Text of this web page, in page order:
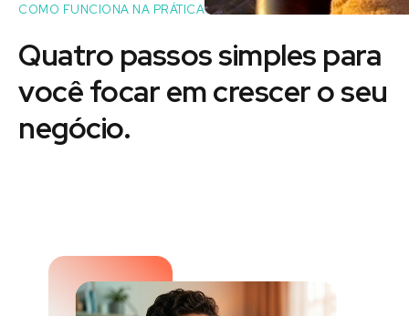
COMO FUNCIONA NA PRÁTICA
Quatro passos simples para
vocêfocarem crescer o seu
negócio.